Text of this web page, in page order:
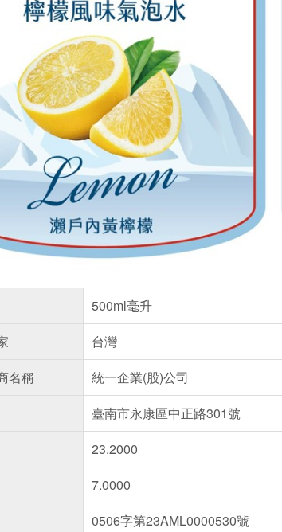
500ml毫升
台灣
名稱
統一企業(股)公司
臺南市永康區中正路301號
23.2000
7.0000
0506字第23AML0000530號